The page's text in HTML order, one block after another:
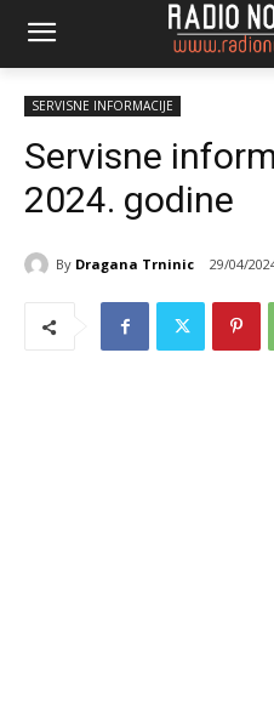
SERVISNE INFORMACIJE
Servisne
2024. godine
By Dragana Trninic 29/04/